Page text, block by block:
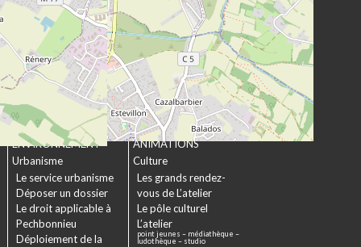
La commission
intergénérationnelle
Maison de retraite La
chartreuse
Les établissements
médico-sociaux
Projet Se Canto
URBANISME &
ENVIRONNEMENT
Urbanisme
Le service urbanisme
Déposer un dossier
Le droit applicable à
Pechbonnieu
Déploiement de la
CULTURE &
ANIMATIONS
Culture
Les grands rendez-
vous de L’atelier
Le pôle culturel
L’atelier
point jeunes – médiathèque –
ludothèque – studio